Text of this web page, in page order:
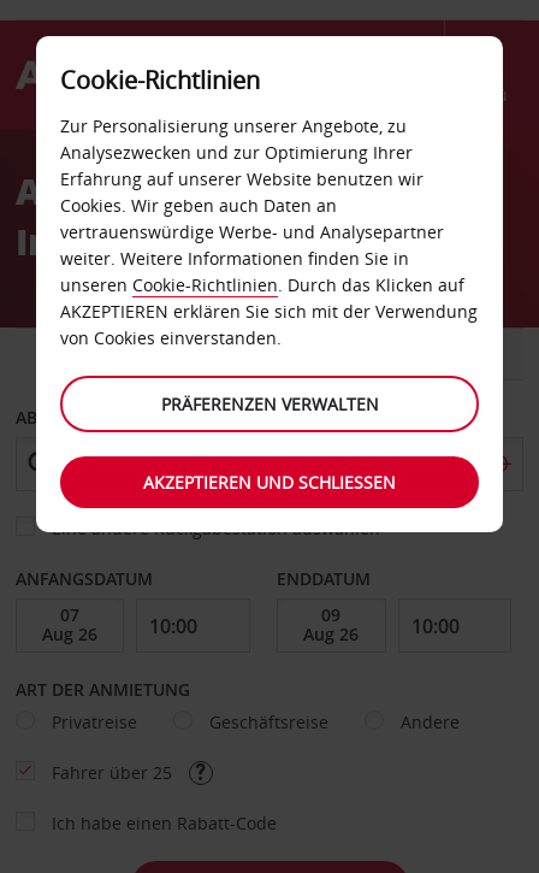
Menü
AvisAutovermietung Austin
Innenstadt
ABHOLEN VON
Eine andere Rückgabestation auswählen
ANFANGSDATUM ENDDATUM
ART DER ANMIETUNG
Privatreise
Geschäftsreise Andere
Fahrer über 25
Ich habe einen Rabatt-Code
Cookie-Richtlinien
Zur Personalisierung unserer Angebote, zu
Analysezwecken und zur Optimierung Ihrer
Erfahrung auf unserer Website benutzen wir
Cookies. Wir geben auch Daten an
vertrauenswürdige Werbe- und Analysepartner
weiter. Weitere Informationen finden Sie in
unseren Cookie-Richtlinien. Durch das Klicken auf
AKZEPTIEREN erklären Sie sich mit der Verwendung
von Cookies einverstanden.
PRÄFERENZEN VERWALTEN
AKZEPTIEREN UND SCHLIESSEN